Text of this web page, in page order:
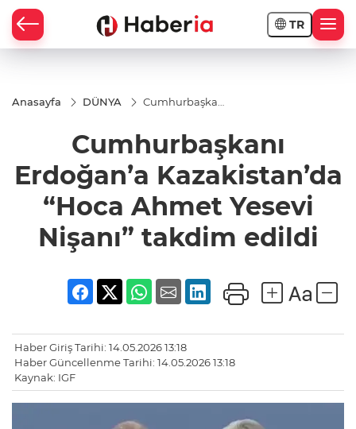
TR
Anasayfa DÜNYA
Cumhurbaşkanı
“Hoca Ahmet
Yesevi Nişanı”
takdim edildi
Cumhurbaşkanı
Erdoğan’a Kazakistan’da
“Hoca Ahmet Yesevi
Nişanı” takdim edildi
Haber Giriş Tarihi: 14.05.2026 13:18
Haber Güncellenme Tarihi: 14.05.2026 13:18
Kaynak: IGF